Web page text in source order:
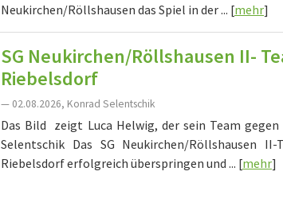
Neukirchen/Röllshausen das Spiel in der ... [mehr]
SG Neukirchen/Röllshausen II-
Riebelsdorf
— 02.08.2026, Konrad Selentschik
Das Bild zeigt Luca Helwig, der sein Team
Selentschik Das SG Neukirchen/Röllshausen
Riebelsdorf erfolgreich überspringen und ... [mehr]